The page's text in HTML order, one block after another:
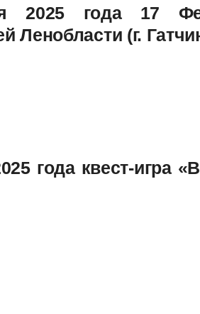
2025 года 17
Ленобласти (г.
года квест-игра